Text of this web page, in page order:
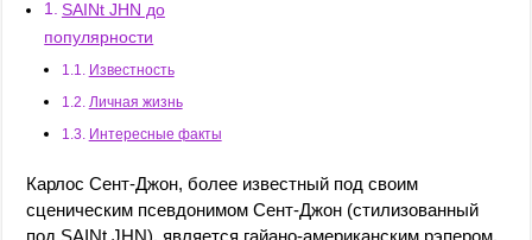
SAINt JHN до
популярности
Известность
Личная жизнь
Интересные факты
Карлос Сент-Джон, более известный под своим
сценическим псевдонимом Сент-Джон (стилизованный
под SAINt JHN), является гайано-американским рэпером,